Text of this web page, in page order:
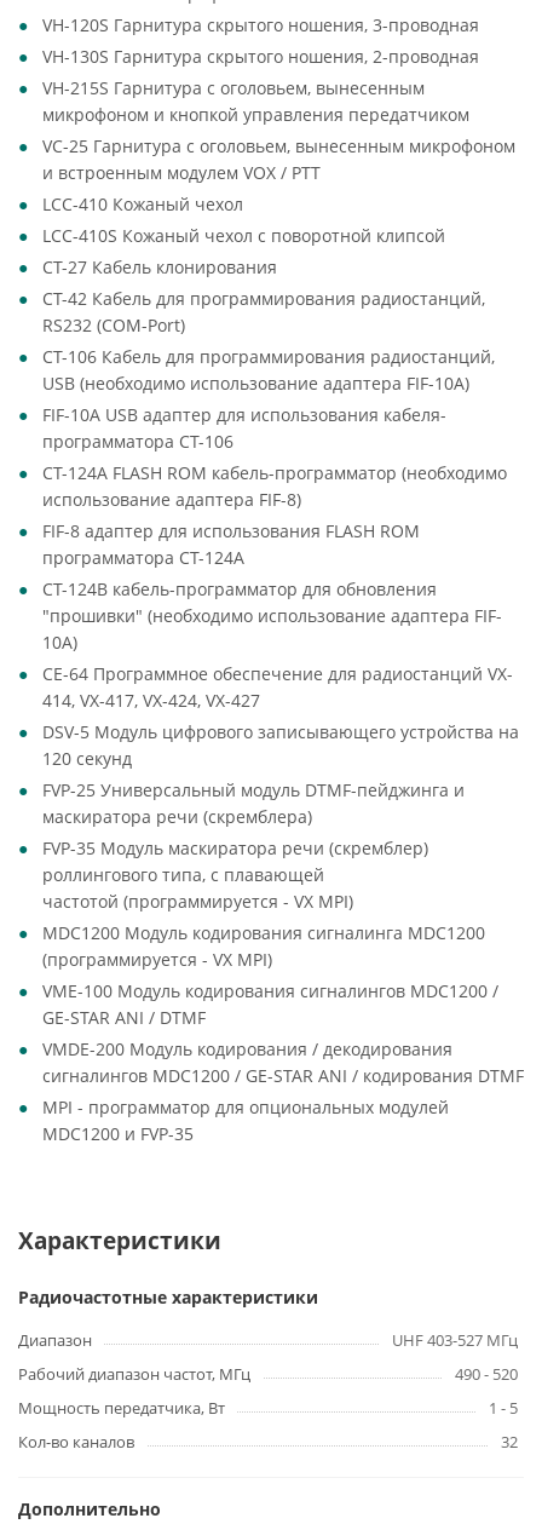
VH-120S Гарнитура скрытого ношения, 3-проводная
VH-130S Гарнитура скрытого ношения, 2-проводная
VH-215S Гарнитура с оголовьем, вынесенным
микрофоном и кнопкой управления передатчиком
VC-25 Гарнитура с оголовьем, вынесенным микрофоном
и встроенным модулем VOX / PTT
LCC-410 Кожаный чехол
LCC-410S Кожаный чехол с поворотной клипсой
CT-27 Кабель клонирования
CT-42 Кабель для программирования радиостанций,
RS232 (COM-Port)
CT-106 Кабель для программирования радиостанций,
USB (необходимо использование адаптера FIF-10A)
FIF-10A USB адаптер для использования кабеля-
программатора CT-106
CT-124A FLASH ROM кабель-программатор (необходимо
использование адаптера FIF-8)
FIF-8 адаптер для использования FLASH ROM
программатора CT-124A
CT-124B кабель-программатор для обновления
"прошивки" (необходимо использование адаптера FIF-
10A)
CE-64 Программное обеспечение для радиостанций VX-
414, VX-417, VX-424, VX-427
DSV-5 Модуль цифрового записывающего устройства на
120 секунд
FVP-25 Универсальный модуль DTMF-пейджинга и
маскиратора речи (скремблера)
FVP-35 Модуль маскиратора речи (скремблер)
роллингового типа, с плавающей
частотой (программируется - VX MPI)
MDC1200 Модуль кодирования сигналинга MDC1200
(программируется - VX MPI)
VME-100 Модуль кодирования сигналингов MDC1200 /
GE-STAR ANI / DTMF
VMDE-200 Модуль кодирования / декодирования
сигналингов MDC1200 / GE-STAR ANI / кодирования DTMF
MPI - программатор для опциональных модулей
MDC1200 и FVP-35
Характеристики
Радиочастотные характеристики
Диапазон
UHF 403-527 МГц
Рабочий диапазон частот, МГц
490 - 520
Мощность передатчика, Вт
1 - 5
Кол-во каналов
32
Дополнительно